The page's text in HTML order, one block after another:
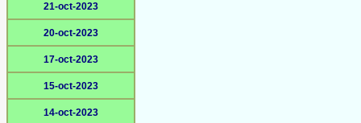
21-oct-2023
20-oct-2023
17-oct-2023
15-oct-2023
14-oct-2023